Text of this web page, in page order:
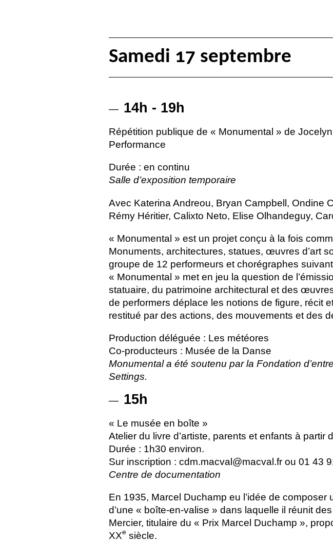
Samedi 17 septembre
— 14h - 19h
Répétition publique de « Monumental » de
Performance
Durée : en continu
Salle d’exposition temporaire
Avec Katerina Andreou, Bryan Campbell, Ondine
Rémy Héritier, Calixto Neto, Elise Olhandeguy,
« Monumental » est un projet conçu à la fois
Monuments, architectures, statues, œuvres d’art
groupe de 12 performeurs et chorégraphes
« Monumental » met en jeu la question de
statuaire, du patrimoine architectural et des
de performers déplace les notions de figure, récit
restitué par des actions, des mouvements et des
Production déléguée : Les météores
Co-producteurs : Musée de la Danse
Monumental a été soutenu par la Fondation
Settings.
— 15h
« Le musée en boîte »
Atelier du livre d’artiste, parents et enfants à partir
Durée : 1h30 environ.
Sur inscription : cdm.macval@macval.fr ou 01 43
Centre de documentation
En 1935, Marcel Duchamp eu l’idée de composer
d’une « boîte-en-valise » dans laquelle il réunit
Mercier, titulaire du « Prix Marcel Duchamp »,
XXe siècle.